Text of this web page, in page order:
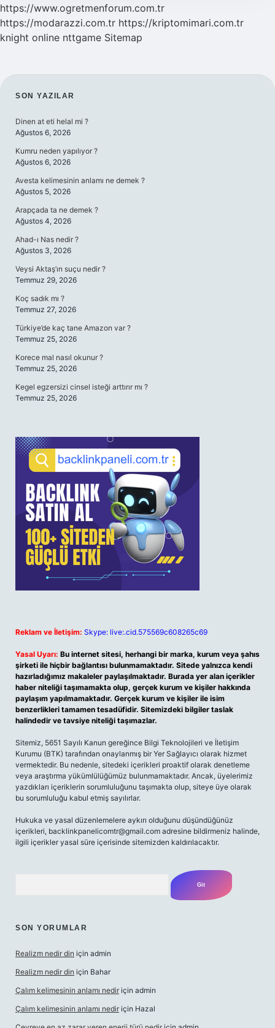
https://www.ogretmenforum.com.tr
https://modarazzi.com.tr https://kriptomimari.com.tr
knight online nttgame Sitemap
SIDEBAR
SON YAZILAR
Dinen at eti helal mi ?
Ağustos 6, 2026
Kumru neden yapılıyor ?
Ağustos 6, 2026
Avesta kelimesinin anlamı ne demek ?
Ağustos 5, 2026
Arapçada ta ne demek ?
Ağustos 4, 2026
Ahad-ı Nas nedir ?
Ağustos 3, 2026
Veysi Aktaş’ın suçu nedir ?
Temmuz 29, 2026
Koç sadık mı ?
Temmuz 27, 2026
Türkiye’de kaç tane Amazon var ?
Temmuz 25, 2026
Korece mal nasıl okunur ?
Temmuz 25, 2026
Kegel egzersizi cinsel isteği arttırır mı ?
Temmuz 25, 2026
Reklam ve İletişim: Skype: live:.cid.575569c608265c69
Yasal Uyarı: Bu internet sitesi, herhangi bir marka, kurum veya şahıs
şirketi ile hiçbir bağlantısı bulunmamaktadır. Sitede yalnızca kendi
hazırladığımız makaleler paylaşılmaktadır. Burada yer alan içerikler
haber niteliği taşımamakta olup, gerçek kurum ve kişiler hakkında
paylaşım yapılmamaktadır. Gerçek kurum ve kişiler ile isim
benzerlikleri tamamen tesadüfidir. Sitemizdeki bilgiler taslak
halindedir ve tavsiye niteliği taşımazlar.
Sitemiz, 5651 Sayılı Kanun gereğince Bilgi Teknolojileri ve İletişim
Kurumu (BTK) tarafından onaylanmış bir Yer Sağlayıcı olarak hizmet
vermektedir. Bu nedenle, sitedeki içerikleri proaktif olarak denetleme
veya araştırma yükümlülüğümüz bulunmamaktadır. Ancak, üyelerimiz
yazdıkları içeriklerin sorumluluğunu taşımakta olup, siteye üye olarak
bu sorumluluğu kabul etmiş sayılırlar.
Hukuka ve yasal düzenlemelere aykırı olduğunu düşündüğünüz
içerikleri, backlinkpanelicomtr@gmail.com adresine bildirmeniz halinde,
ilgili içerikler yasal süre içerisinde sitemizden kaldırılacaktır.
SON YORUMLAR
Realizm nedir din için admin
Realizm nedir din için Bahar
Çalım kelimesinin anlamı nedir için admin
Çalım kelimesinin anlamı nedir için Hazal